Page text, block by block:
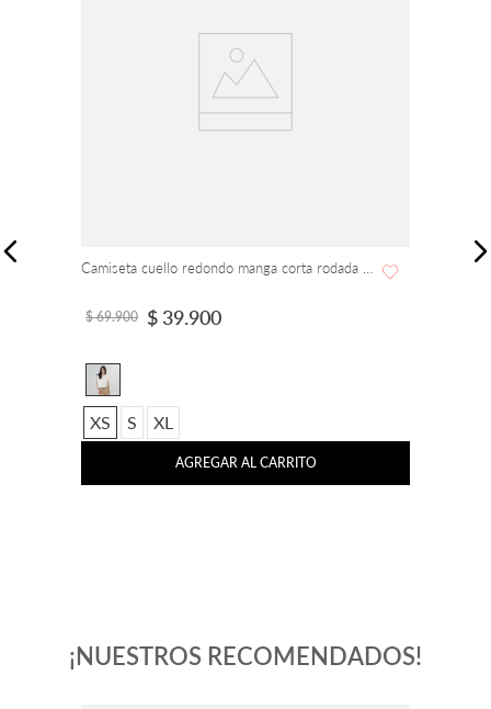
Camiseta cuello redondo manga corta rodada recogido en hombro
39.900
XL
AGREGAR AL CARRITO
¡NUESTROS RECOMENDADOS!